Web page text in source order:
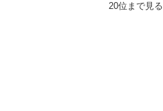
20位まで見る